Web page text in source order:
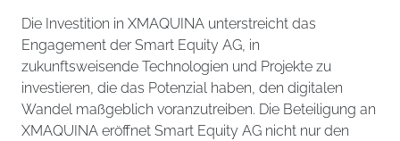
Die Investition in XMAQUINA unterstreicht das
Engagement der Smart Equity AG, in
zukunftsweisende Technologien und Projekte zu
investieren, die das Potenzial haben, den digitalen
Wandel maßgeblich voranzutreiben. Die Beteiligung an
XMAQUINA eröffnet Smart Equity AG nicht nur den